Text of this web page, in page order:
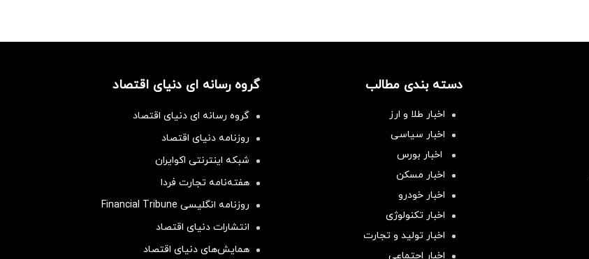
دسته بندی مطالب
اخبار طلا و ارز
اخبار سیاسی
اخبار بورس
اخبار مسکن
اخبار خودرو
اخبار تکنولوژی
اخبار تولید و تجارت
اخبار اجتماعی
گروه رسانه ای دنیای اقتصاد
گروه رسانه ای دنیای اقتصاد
روزنامه دنیای اقتصاد
شبکه اینترنتی اکوایران
هفته‌نامه تجارت فردا
روزنامه انگلیسی Financial Tribune
انتشارات دنیای اقتصاد
همایش‌های دنیای اقتصاد